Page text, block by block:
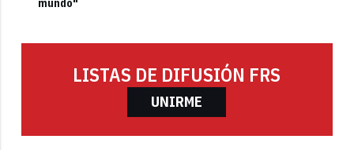
mundo"
LISTAS DE DIFUSIÓN FRS
UNIRME